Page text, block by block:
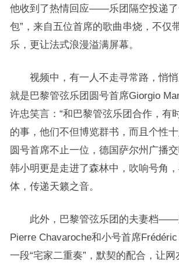
他收到了热情回应——乐团隔空投递了
包”，来自五位首席的歌曲串烧，不仅
乐，更让法式浪漫溢满屏幕。
视频中，有一人不走寻常路，悄悄
就是巴黎管弦乐团圆号首席Giorgio
许忠笑言：“和巴黎管弦乐团合作，有
的事，他们不但博览群书，而且个性
圆号首席不止一位，德国萨尔州广播
韩小明更是走进了森林中，吹响号角
体，传递天籁之音。
此外，巴黎管弦乐团的夫妻档——
Pierre Chavaroche和小号首席
一段“宅家二重奏”，默契的配合，让